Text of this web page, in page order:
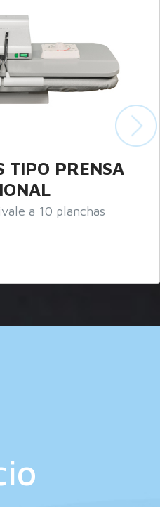
Plancha Vertical
Un nuevo concepto de
Ver producto »